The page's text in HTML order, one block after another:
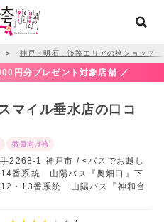
＞ 神戸・明石・淡路エリアの袴ショップ一
円分プレゼント対象店舗 ／
マイル垂水店の口コ
教員向け袴
2268-1 神戸市 / <バスでお越し
番系統 山陽バス『奥畑口』下
・13番系統 山陽バス『神和台